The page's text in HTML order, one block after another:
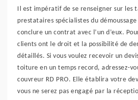
Il est impératif de se renseigner sur les
prestataires spécialistes du
conclure un contrat avec l’un d’eux.
clients ont le droit et la possibilité de
détaillés. Si vous voulez recevoir un
toiture en un temps record, adressez-
couvreur RD PRO. Elle établira votre
vous ne serez pas engagé par la